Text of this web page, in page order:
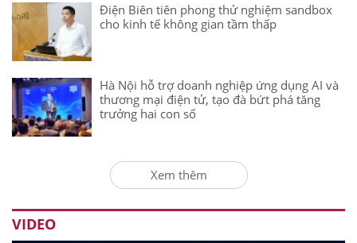
Điện Biên tiên phong thử nghiệm sandbox
cho kinh tế không gian tầm thấp
Hà Nội hỗ trợ doanh nghiệp ứng dụng AI và
thương mại điện tử, tạo đà bứt phá tăng
trưởng hai con số
Xem thêm
VIDEO